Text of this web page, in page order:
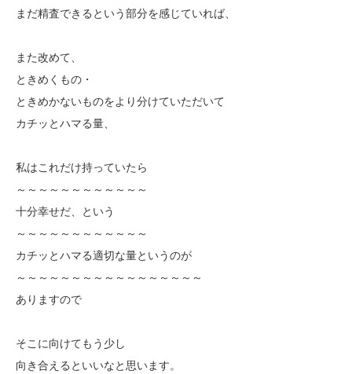
まだ精査できるという部分を感じていれば、
また改めて、
ときめくもの・
ときめかないものをより分けていただいて
カチッとハマる量、
私はこれだけ持っていたら
～～～～～～～～～～～～
十分幸せだ、という
～～～～～～～～～～～～
カチッとハマる適切な量というのが
～～～～～～～～～～～～～～～～～
ありますので
そこに向けてもう少し
向き合えるといいなと思います。